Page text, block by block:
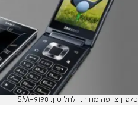
טלפון צדפה מודרני לחלוטין. SM-9198